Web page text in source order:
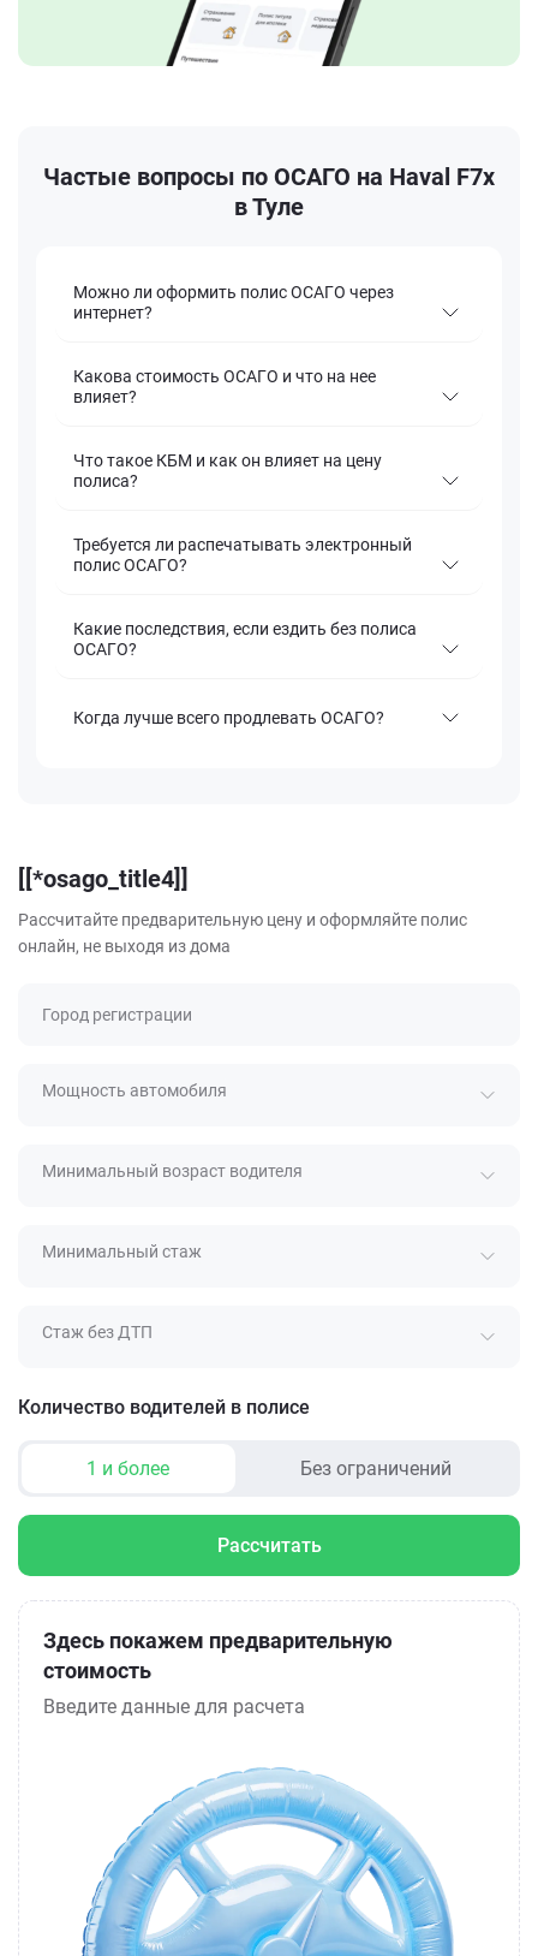
Частые вопросы по ОСАГО на Haval F7x
в Туле
Можно ли оформить полис ОСАГО через
интернет?
Какова стоимость ОСАГО и что на нее
влияет?
Что такое КБМ и как он влияет на цену
полиса?
Требуется ли распечатывать электронный
полис ОСАГО?
Какие последствия, если ездить без полиса
ОСАГО?
Когда лучше всего продлевать ОСАГО?
[[*osago_title4]]
Рассчитайте предварительную цену и оформляйте полис
онлайн, не выходя из дома
Город регистрации
Мощность автомобиля
Минимальный возраст водителя
Минимальный стаж
Стаж без ДТП
Количество водителей в полисе
1 и более Без ограничений
Рассчитать
Здесь покажем предварительную
стоимость
Введите данные для расчета